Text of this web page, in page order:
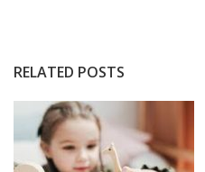
RELATED POSTS